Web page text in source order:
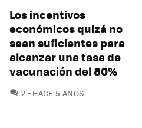
Los incentivos
económicos quizá no
sean suficientes para
alcanzar una tasa de
vacunación del 80%
2 COMENTARIOS
HACE 5 AÑOS